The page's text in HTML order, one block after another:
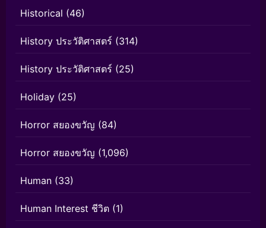
Historical (46)
History ประวัติศาสตร์ (314)
History ประวัติศาสตร์ (25)
Holiday (25)
Horror สยองขวัญ (84)
Horror สยองขวัญ (1,096)
Human (33)
Human Interest ชีวิต (1)